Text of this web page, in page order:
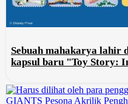
Sebuah mahakarya lahir
kapsul baru "Toy Story: